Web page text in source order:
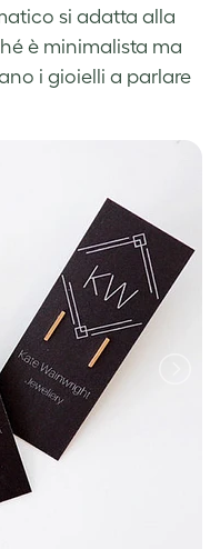
si adatta alla
è minimalista ma
i gioielli a parlare